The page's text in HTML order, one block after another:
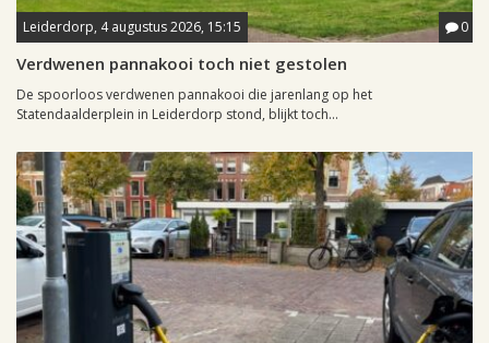
Leiderdorp, 4 augustus 2026, 15:15 0
Verdwenen pannakooi toch niet gestolen
De spoorloos verdwenen pannakooi die jarenlang op het
Statendaalderplein in Leiderdorp stond, blijkt toch...